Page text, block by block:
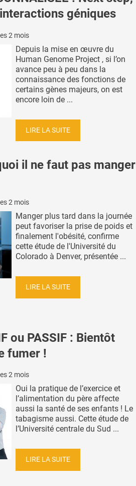
géniques
2 mois
Depuis la mise en œuvre du
Human Genome Project , si l’on
avance peu à peu dans la
connaissance des fonctions de
certains gènes majeurs, on est
encore loin de ...
LIRE LA SUITE
il ne faut pas manger
2 mois
Manger plus tard dans la journée
peut favoriser la prise de poids et
finalement l'obésité, confirme
cette étude de l'Université du
Colorado à Denver, présentée ...
LIRE LA SUITE
ou PASSIF : Bientôt
fumer !
2 mois
Oui la pratique de l’exercice et
l’alimentation du père affecte
aussi la santé de ses enfants ! Le
tabagisme aussi. Cette étude de
l’Université centrale du Sud ...
LIRE LA SUITE